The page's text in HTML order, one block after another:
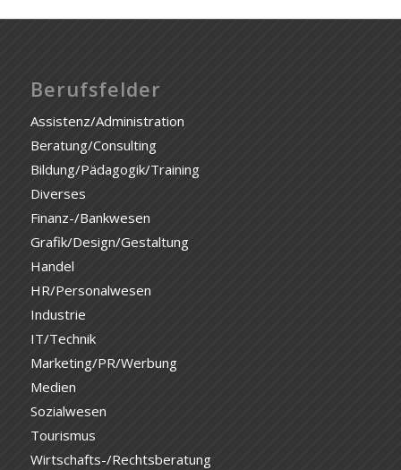
Berufsfelder
Assistenz/Administration
Beratung/Consulting
Bildung/Pädagogik/Training
Diverses
Finanz-/Bankwesen
Grafik/Design/Gestaltung
Handel
HR/Personalwesen
Industrie
IT/Technik
Marketing/PR/Werbung
Medien
Sozialwesen
Tourismus
Wirtschafts-/Rechtsberatung